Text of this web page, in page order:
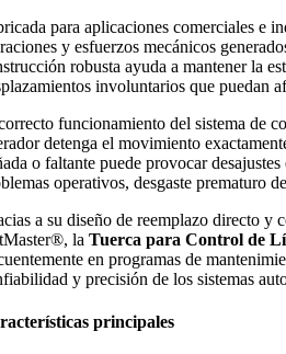
para aplicaciones comerciales e
y esfuerzos mecánicos
robusta ayuda a mantener la
involuntarios que puedan
funcionamiento del sistema de
detenga el movimiento
o faltante puede provocar
operativos, desgaste prematuro
a su diseño de reemplazo directo y
la Tuerca para Control de
en programas de
y precisión de los sistemas
principales